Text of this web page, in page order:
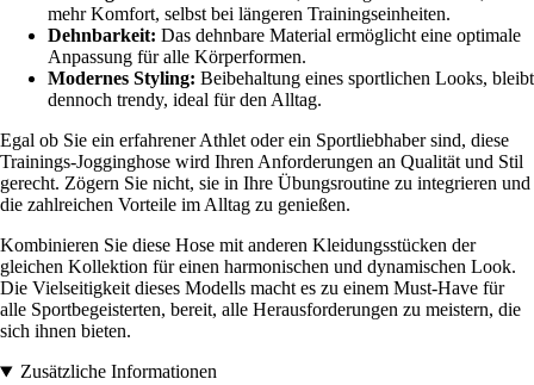
mehr Komfort, selbst bei längeren Trainingseinheiten.
Dehnbarkeit: Das dehnbare Material ermöglicht eine optimale
Anpassung für alle Körperformen.
Modernes Styling: Beibehaltung eines sportlichen Looks, bleibt
dennoch trendy, ideal für den Alltag.
Egal ob Sie ein erfahrener Athlet oder ein Sportliebhaber sind, diese
Trainings-Jogginghose wird Ihren Anforderungen an Qualität und Stil
gerecht. Zögern Sie nicht, sie in Ihre Übungsroutine zu integrieren und
die zahlreichen Vorteile im Alltag zu genießen.
Kombinieren Sie diese Hose mit anderen Kleidungsstücken der
gleichen Kollektion für einen harmonischen und dynamischen Look.
Die Vielseitigkeit dieses Modells macht es zu einem Must-Have für
alle Sportbegeisterten, bereit, alle Herausforderungen zu meistern, die
sich ihnen bieten.
Zusätzliche Informationen